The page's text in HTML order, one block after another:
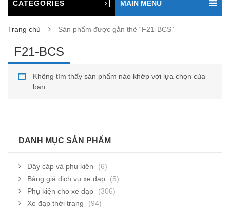
CATEGORIES MAIN MENU
Trang chủ Sản phẩm được gắn thẻ “F21-BCS”
F21-BCS
Không tìm thấy sản phẩm nào khớp với lựa chọn của
bạn.
DANH MỤC SẢN PHẨM
Dây cáp và phụ kiện
(6)
Bảng giá dịch vụ xe đạp
(5)
Phụ kiện cho xe đạp
(306)
Xe đạp thời trang
(94)